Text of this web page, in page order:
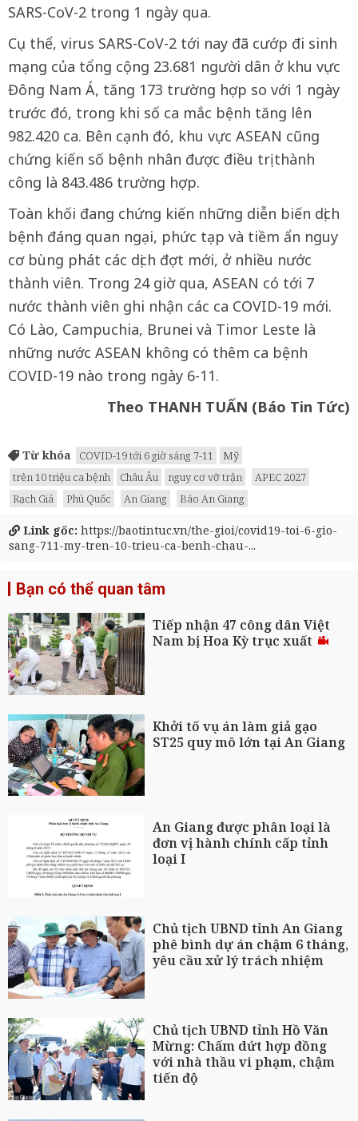
SARS-CoV-2 trong 1 ngày qua.
Cụ thể, virus SARS-CoV-2 tới nay đã cướp đi sinh
mạng của tổng cộng 23.681 người dân ở khu vực
Đông Nam Á, tăng 173 trường hợp so với 1 ngày
trước đó, trong khi số ca mắc bệnh tăng lên
982.420 ca. Bên cạnh đó, khu vực ASEAN cũng
chứng kiến số bệnh nhân được điều trị thành
công là 843.486 trường hợp.
Toàn khối đang chứng kiến những diễn biến dịch
bệnh đáng quan ngại, phức tạp và tiềm ẩn nguy
cơ bùng phát các dịch đợt mới, ở nhiều nước
thành viên. Trong 24 giờ qua, ASEAN có tới 7
nước thành viên ghi nhận các ca COVID-19 mới.
Có Lào, Campuchia, Brunei và Timor Leste là
những nước ASEAN không có thêm ca bệnh
COVID-19 nào trong ngày 6-11.
Theo THANH TUẤN (Báo Tin Tức)
Từ khóa COVID-19 tới 6 giờ sáng 7-11
Mỹ
trên 10 triệu ca bệnh
Châu Âu nguy cơ vỡ trận
APEC 2027
Rạch Giá
Phú Quốc An Giang Báo An Giang
Link gốc: https://baotintuc.vn/the-gioi/covid19-toi-6-gio-
sang-711-my-tren-10-trieu-ca-benh-chau-...
Bạn có thể quan tâm
Tiếp nhận 47 công dân Việt
Nam bị Hoa Kỳ trục xuất
Khởi tố vụ án làm giả gạo
ST25 quy mô lớn tại An Giang
An Giang được phân loại là
đơn vị hành chính cấp tỉnh
loại I
Chủ tịch UBND tỉnh An Giang
phê bình dự án chậm 6 tháng,
yêu cầu xử lý trách nhiệm
Chủ tịch UBND tỉnh Hồ Văn
Mừng: Chấm dứt hợp đồng
với nhà thầu vi phạm, chậm
tiến độ